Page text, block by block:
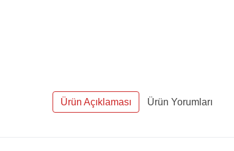
Ürün Açıklaması Ürün Yorumları